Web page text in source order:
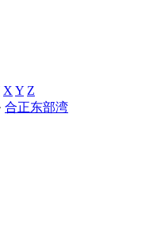
X Y Z
合正东部湾